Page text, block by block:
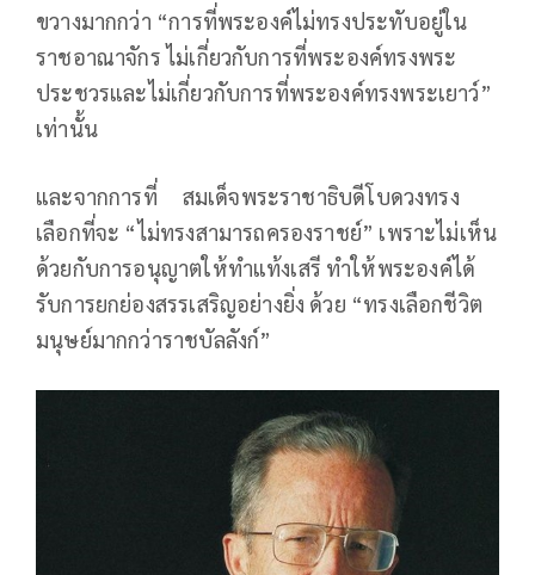
ขวางมากกว่า “การที่พระองค์ไม่ทรงประทับอยู่ใน
ราชอาณาจักร ไม่เกี่ยวกับการที่พระองค์ทรงพระ
ประชวรและไม่เกี่ยวกับการที่พระองค์ทรงพระเยาว์”
เท่านั้น
และจากการที่ สมเด็จพระราชาธิบดีโบดวงทรง
เลือกที่จะ “ไม่ทรงสามารถครองราชย์” เพราะไม่เห็น
ด้วยกับการอนุญาตให้ทำแท้งเสรี ทำให้พระองค์ได้
รับการยกย่องสรรเสริญอย่างยิ่ง ด้วย “ทรงเลือกชีวิต
มนุษย์มากกว่าราชบัลลังก์”